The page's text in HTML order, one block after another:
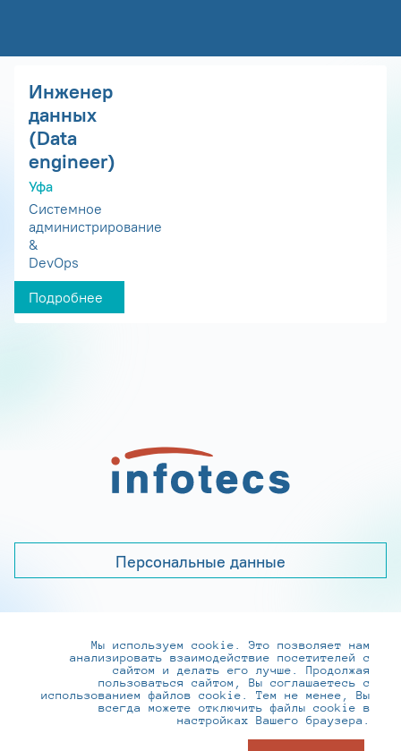
Инженер
данных
(Data
engineer)
Уфа
Системное
администрирование
&
DevOps
Подробнее
Персональные данные
+7 (495) 737-6192, 8-800-250-0-260
practice@infotecs.ru,hr@infotecs.ru
127273, г. Москва, Отрадная ул., 2Б строение 1
Мы используем cookie. Это позволяет нам
анализировать взаимодействие посетителей с
сайтом и делать его лучше. Продолжая
пользоваться сайтом, Вы соглашаетесь с
использованием файлов cookie. Тем не менее, Вы
всегда можете отключить файлы cookie в
настройках Вашего браузера.